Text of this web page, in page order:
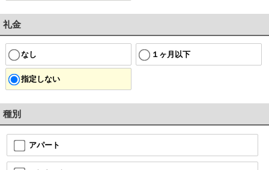
礼金
なし １ヶ月以下
指定しない
種別
アパート